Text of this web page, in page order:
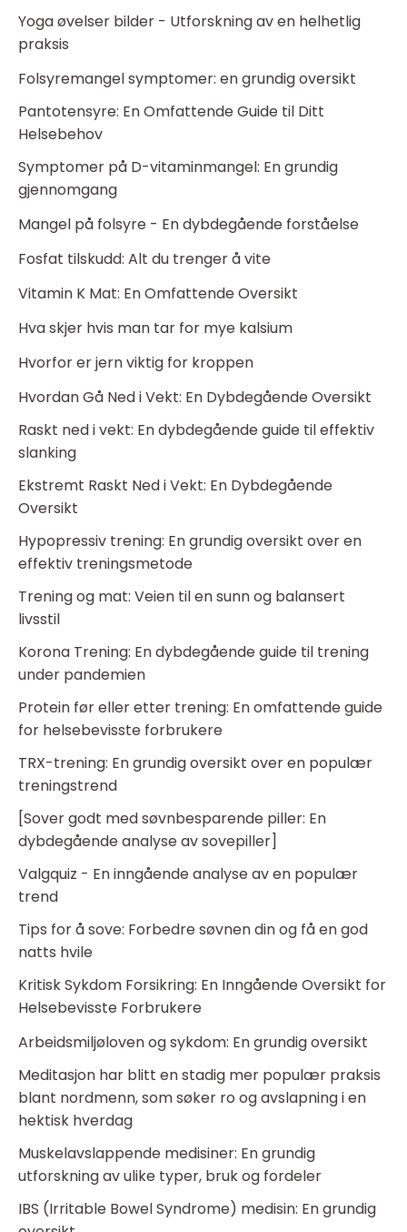
Yoga øvelser bilder - Utforskning av en helhetlig
praksis
Folsyremangel symptomer: en grundig oversikt
Pantotensyre: En Omfattende Guide til Ditt
Helsebehov
Symptomer på D-vitaminmangel: En grundig
gjennomgang
Mangel på folsyre - En dybdegående forståelse
Fosfat tilskudd: Alt du trenger å vite
Vitamin K Mat: En Omfattende Oversikt
Hva skjer hvis man tar for mye kalsium
Hvorfor er jern viktig for kroppen
Hvordan Gå Ned i Vekt: En Dybdegående Oversikt
Raskt ned i vekt: En dybdegående guide til effektiv
slanking
Ekstremt Raskt Ned i Vekt: En Dybdegående
Oversikt
Hypopressiv trening: En grundig oversikt over en
effektiv treningsmetode
Trening og mat: Veien til en sunn og balansert
livsstil
Korona Trening: En dybdegående guide til trening
under pandemien
Protein før eller etter trening: En omfattende guide
for helsebevisste forbrukere
TRX-trening: En grundig oversikt over en populær
treningstrend
[Sover godt med søvnbesparende piller: En
dybdegående analyse av sovepiller]
Valgquiz - En inngående analyse av en populær
trend
Tips for å sove: Forbedre søvnen din og få en god
natts hvile
Kritisk Sykdom Forsikring: En Inngående Oversikt for
Helsebevisste Forbrukere
Arbeidsmiljøloven og sykdom: En grundig oversikt
Meditasjon har blitt en stadig mer populær praksis
blant nordmenn, som søker ro og avslapning i en
hektisk hverdag
Muskelavslappende medisiner: En grundig
utforskning av ulike typer, bruk og fordeler
IBS (Irritable Bowel Syndrome) medisin: En grundig